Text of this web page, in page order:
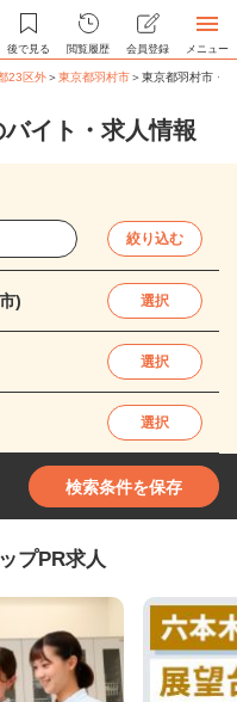
後で見る 閲覧履歴 会員登録 メニュー
23区外＞東京都羽村市＞東京都羽村市・
イト・求人情報
絞り込む
) 選択
選択
選択
検索条件を保存
プPR求人